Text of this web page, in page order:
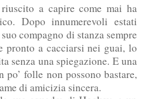
a capire come mai ha
Dopo innumerevoli estati
compagno di stanza sempre
pronto a cacciarsi nei guai, lo
senza una spiegazione. E una
po’ folle non possono bastare,
di amicizia sincera.